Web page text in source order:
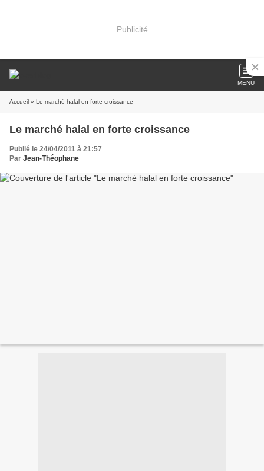
Publicité
MENU
Accueil » Le marché halal en forte croissance
Le marché halal en forte croissance
Publié le 24/04/2011 à 21:57
Par Jean-Théophane